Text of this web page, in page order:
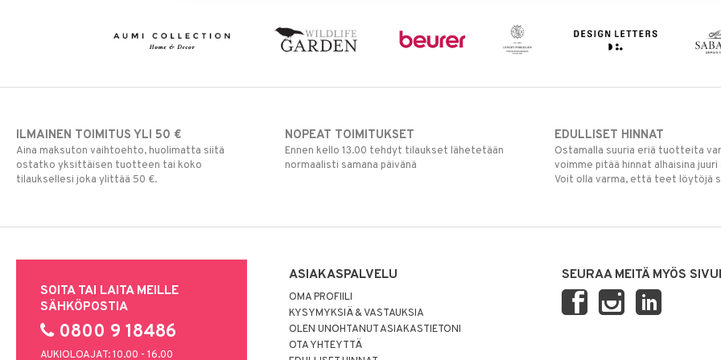
ILMAINEN TOIMITUS YLI 50 €
Aina maksuton vaihtoehto, huolimatta siitä
ostatko yksittäisen tuotteen tai koko
tilauksellesi joka ylittää 50 €.
NOPEAT TOIMITUKSET
Ennen kello 13.00 tehdyt tilaukset lähetetään
normaalisti samana päivänä
EDULLISET HINNAT
Ostamalla suuria eriä tuotteita
voimme pitää hinnat alhaisina
Voit olla varma, että teet löytöjä
SOITA TAI LAITA MEILLE
SÄHKÖPOSTIA
0800 9 18486
AUKIOLOAJAT: 10.00 - 16.00
ASIAKASPALVELU
OMA PROFIILI
KYSYMYKSIÄ & VASTAUKSIA
OLEN UNOHTANUT ASIAKASTIETONI
OTA YHTEYTTÄ
SEURAA MEITÄ MYÖS